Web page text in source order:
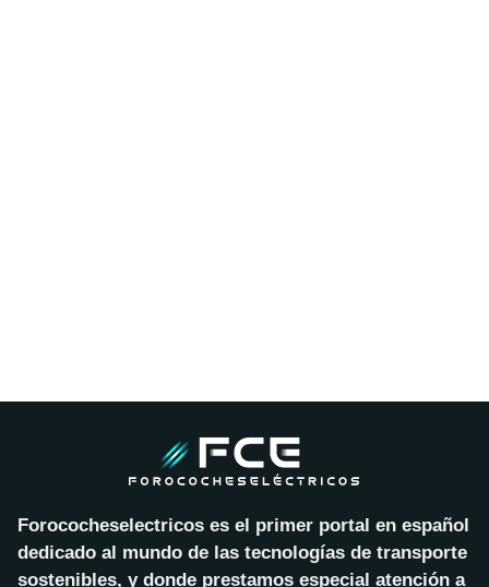
Forococheselectricos es el primer portal en español
dedicado al mundo de las tecnologías de transporte
sostenibles, y donde prestamos especial atención a